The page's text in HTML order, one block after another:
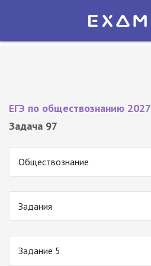
Экзамер — ЕГЭ 2027
ЕГЭ по обществознанию 2027
Задача 97
Обществознание
Задания
Задание 5